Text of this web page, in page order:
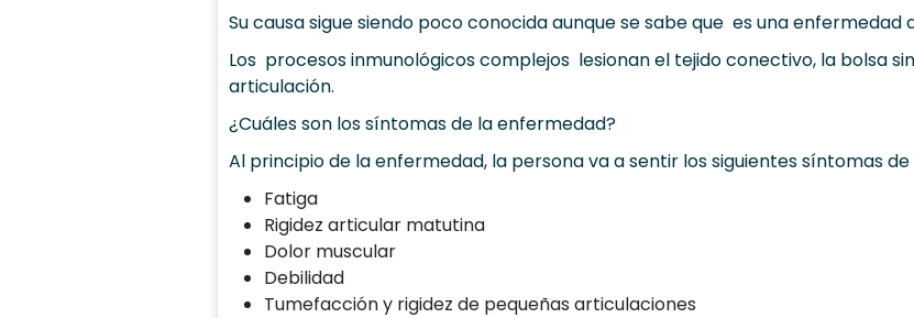
Su causa sigue siendo poco conocida aunque se sabe que es una enfermedad
Los procesos inmunológicos complejos lesionan el tejido conectivo, la bolsa
articulación.
¿Cuáles son los síntomas de la enfermedad?
Al principio de la enfermedad, la persona va a sentir los siguientes síntomas
Fatiga
Rigidez articular matutina
Dolor muscular
Debilidad
Tumefacción y rigidez de pequeñas articulaciones